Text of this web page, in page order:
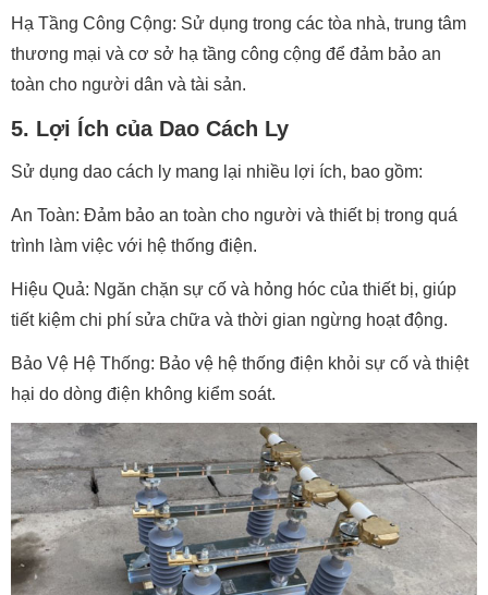
Hạ Tầng Công Cộng: Sử dụng trong các tòa nhà, trung tâm
thương mại và cơ sở hạ tầng công cộng để đảm bảo an
toàn cho người dân và tài sản.
5. Lợi Ích của Dao Cách Ly
Sử dụng dao cách ly mang lại nhiều lợi ích, bao gồm:
An Toàn: Đảm bảo an toàn cho người và thiết bị trong quá
trình làm việc với hệ thống điện.
Hiệu Quả: Ngăn chặn sự cố và hỏng hóc của thiết bị, giúp
tiết kiệm chi phí sửa chữa và thời gian ngừng hoạt động.
Bảo Vệ Hệ Thống: Bảo vệ hệ thống điện khỏi sự cố và thiệt
hại do dòng điện không kiểm soát.